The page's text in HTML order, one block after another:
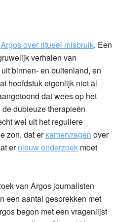
Argos over ritueel misbruik. Een
verhalen van
binnen- en buitenland, en
hoofdstuk eigenlijk niet al
dat wees op het
dubieuze therapieën
wel uit het reguliere
zon, dat erkamervragen over
ernieuw onderzoek moet
van Argos journalisten
een aantal gesprekken met
begon met een vragenlijst